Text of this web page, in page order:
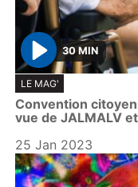
P
l
a
y
30 MIN
LE MAG'
Convention
vue de JALMALV
25 Jan 2023